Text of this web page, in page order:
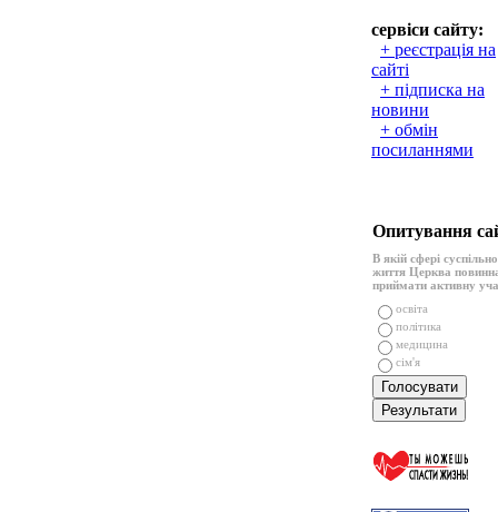
сервіси сайту:
+ реєстрація на
сайті
+ підписка на
новини
+ обмін
посиланнями
Опитування
В якій сфері
життя Церква
приймати активну
освіта
політика
медицина
сім'я